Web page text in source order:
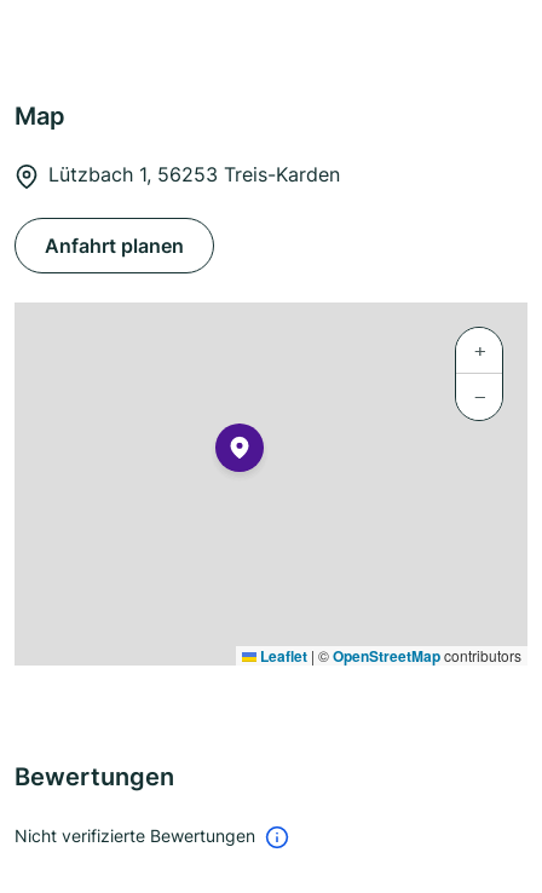
Map
Lützbach 1, 56253 Treis-Karden
Anfahrt planen
+
−
Leaflet | ©OpenStreetMapcontributors
Bewertungen
Nicht verifizierte Bewertungen